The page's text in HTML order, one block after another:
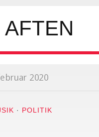
2020
· POLITIK